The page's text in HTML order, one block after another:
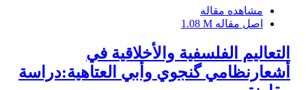
مشاهده مقاله
اصل مقاله 1.08 M
التعاليم الفلسفية والأخلاقية في
أشعارنظامي گنجوي وأبي العتاهية:دراسة